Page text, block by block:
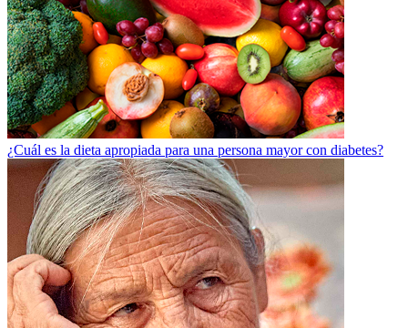
¿Cuál es la dieta apropiada para una persona mayor con diabetes?